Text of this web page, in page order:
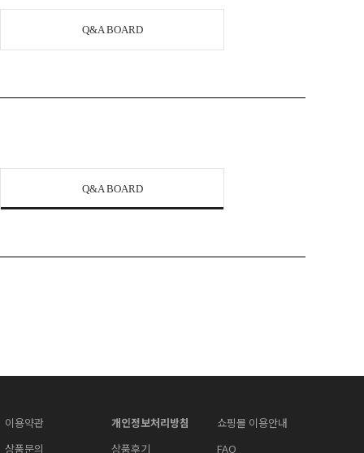
Q&A BOARD
Q&A BOARD
이용약관 개인정보처리방침
쇼핑몰 이용안내
상품문의
상품후기 FAQ